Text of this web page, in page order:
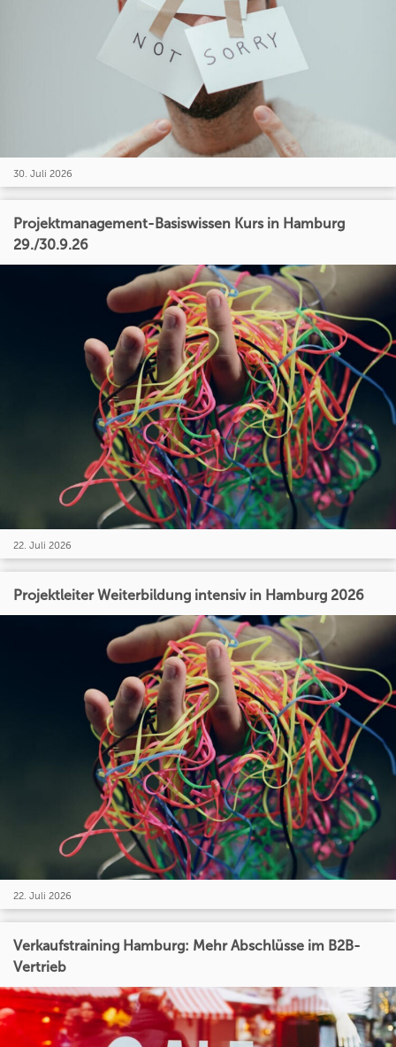
30. Juli 2026
Projektmanagement-Basiswissen Kurs in Hamburg
29./30.9.26
22. Juli 2026
Projektleiter Weiterbildung intensiv in Hamburg 2026
22. Juli 2026
Verkaufstraining Hamburg: Mehr Abschlüsse im B2B-
Vertrieb